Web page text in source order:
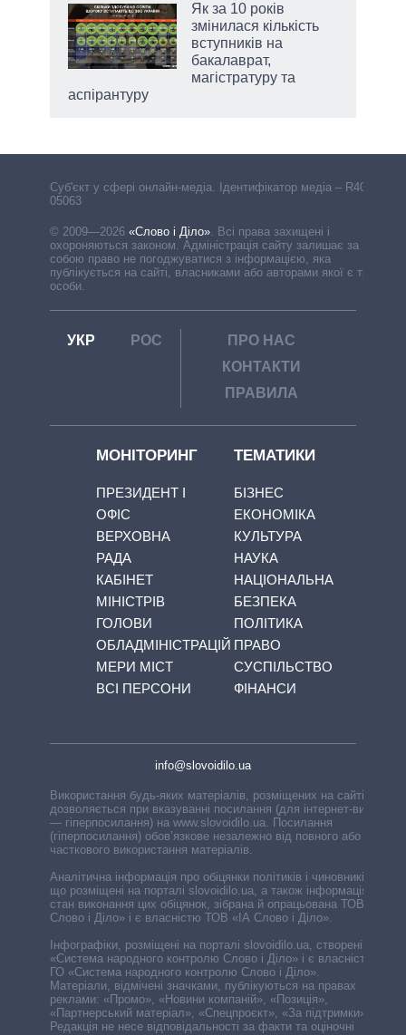
Як за 10 років
змінилася кількість
вступників на
бакалаврат,
магістратуру та
аспірантуру
Cуб'єкт у сфері онлайн-медіа. Ідентифікатор медіа – R40-
05063
© 2009—2026 «Слово і Діло». Всі права захищені і
охороняються законом. Адміністрація сайту залишає за
собою право не погоджуватися з інформацією, яка
публікується на сайті, власниками або авторами якої є треті
особи.
УКР РОС
ПРО НАС
КОНТАКТИ
ПРАВИЛА
МОНІТОРИНГ
ПРЕЗИДЕНТ І
ОФІС
ВЕРХОВНА
РАДА
КАБІНЕТ
МІНІСТРІВ
ГОЛОВИ
ОБЛАДМІНІСТРАЦІЙ
МЕРИ МІСТ
ВСІ ПЕРСОНИ
ТЕМАТИКИ
БІЗНЕС
ЕКОНОМІКА
КУЛЬТУРА
НАУКА
НАЦІОНАЛЬНА
БЕЗПЕКА
ПОЛІТИКА
ПРАВО
СУСПІЛЬСТВО
ФІНАНСИ
info@slovoidilo.ua
Використання будь-яких матеріалів, розміщених на сайті,
дозволяється при вказуванні посилання (для інтернет-видань
— гіперпосилання) на www.slovoidilo.ua. Посилання
(гіперпосилання) обов’язкове незалежно від повного або
часткового використання матеріалів.
Аналітична інформація про обіцянки політиків і чиновників,
що розміщені на порталі slovoidilo.ua, а також інформація про
стан виконання цих обіцянок, зібрана й опрацьована ТОВ «ІА
Слово і Діло» і є власністю ТОВ «ІА Слово і Діло».
Інфографіки, розміщені на порталі slovoidilo.ua, створені ГО
«Система народного контролю Слово і Діло» і є власністю
ГО «Система народного контролю Слово і Діло».
Матеріали, відмічені значками, публікуються на правах
реклами: «Промо», «Новини компаній», «Позиція»,
«Партнерський матеріал», «Спецпроєкт», «За підтримки».
Редакція не несе відповідальності за факти та оціночні